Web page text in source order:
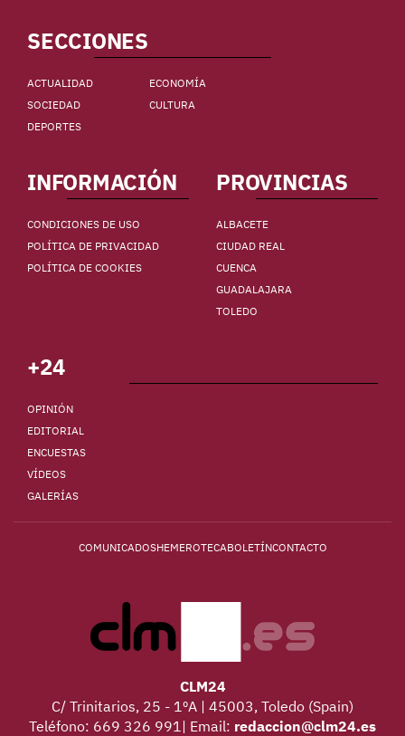
SECCIONES
ACTUALIDAD
ECONOMÍA
SOCIEDAD
CULTURA
DEPORTES
INFORMACIÓN
CONDICIONES DE USO
POLÍTICA DE PRIVACIDAD
POLÍTICA DE COOKIES
PROVINCIAS
ALBACETE
CIUDAD REAL
CUENCA
GUADALAJARA
TOLEDO
+24
OPINIÓN
EDITORIAL
ENCUESTAS
VÍDEOS
GALERÍAS
COMUNICADOSHEMEROTECABOLETÍNCONTACTO
CLM24
C/ Trinitarios, 25 - 1ºA | 45003, Toledo (Spain)
Teléfono: 669 326 991| Email: redaccion@clm24.es